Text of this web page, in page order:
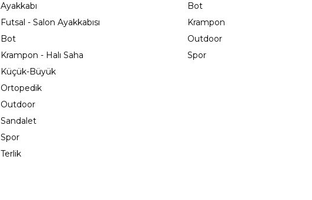
Ayakkabı
Futsal - Salon Ayakkabısı
Bot
Krampon - Halı Saha
Küçük-Büyük
Ortopedik
Outdoor
Sandalet
Spor
Terlik
Bot
Krampon
Outdoor
Spor